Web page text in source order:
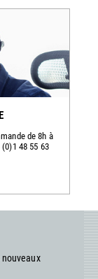
de 8h à
48 55 63